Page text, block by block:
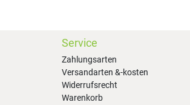
Service
Zahlungsarten
Versandarten &-kosten
Widerrufsrecht
Warenkorb